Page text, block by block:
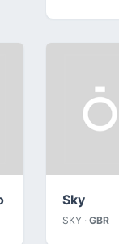
Sky
SKY · GBR